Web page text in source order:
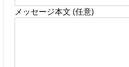
メッセージ本文 (任意)